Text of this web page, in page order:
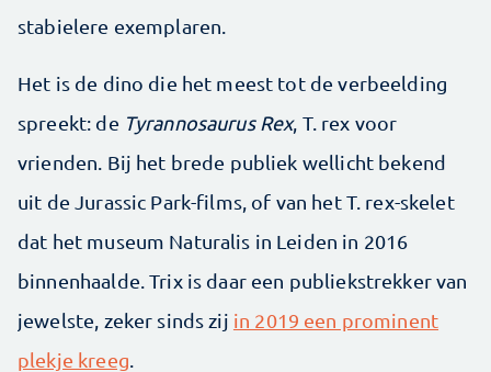
stabielere exemplaren.
Het is de dino die het meest tot de verbeelding
spreekt: de Tyrannosaurus Rex, T. rex voor
vrienden. Bij het brede publiek wellicht bekend
uit de Jurassic Park-films, of van het T. rex-skelet
dat het museum Naturalis in Leiden in 2016
binnenhaalde. Trix is daar een publiekstrekker van
jewelste, zeker sinds zij in 2019 een prominent
plekje kreeg